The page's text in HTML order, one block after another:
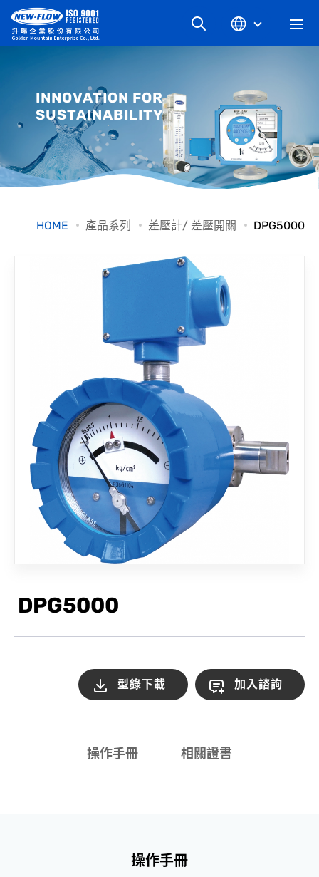
最新消息
知識文章
聯絡我們
INNOVATION FOR
SUSTAINABILITY
HOME 產品系列 差壓計/ 差壓開關 DPG5000
DPG5000
型錄下載 加入諮詢
操作手冊 相關證書
操作手冊